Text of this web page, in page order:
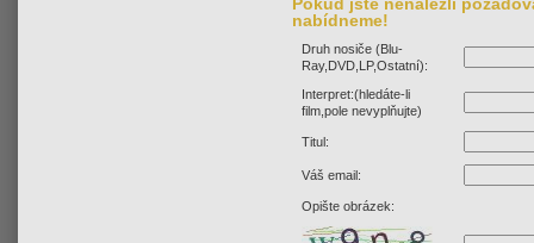
Pokud jste nenalezli
nabídneme!
Druh nosiče (Blu-
Ray,DVD,LP,Ostatní):
Interpret:(hledáte-li
film,pole nevyplňujte)
Titul:
Váš email:
Opište obrázek: